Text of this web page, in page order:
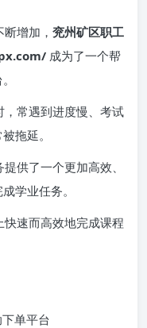
增加， 兖州矿区职工
成为了一个帮
常遇到进度慢、考试
拖延。
供了一个更加高效、
学业任务。
速而高效地完成课程
下单平台